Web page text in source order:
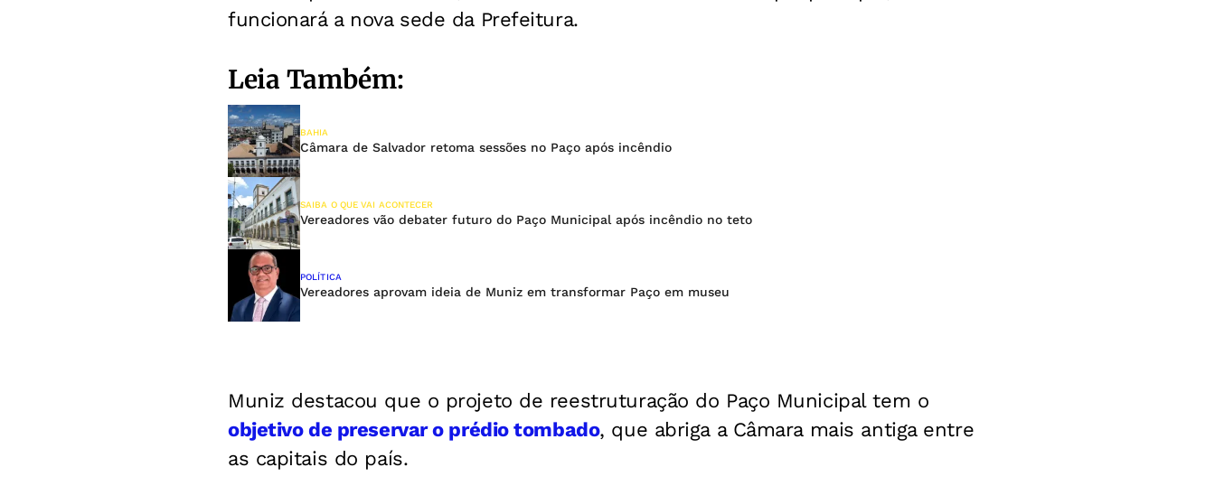
funcionará a nova sede da Prefeitura.
Leia Também:
BAHIA
Câmara de Salvador retoma sessões no Paço após incêndio
SAIBA O QUE VAI ACONTECER
Vereadores vão debater futuro do Paço Municipal após incêndio no teto
POLÍTICA
Vereadores aprovam ideia de Muniz em transformar Paço em museu
Muniz destacou que o projeto de reestruturação do Paço Municipal tem o
objetivo de preservar o prédio tombado, que abriga a Câmara mais antiga entre
as capitais do país.